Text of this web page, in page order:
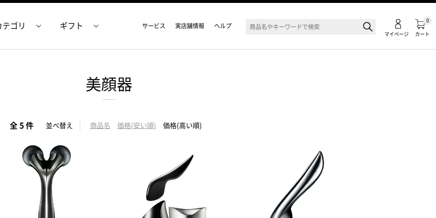
カート
0
マイページ
テゴリ ギフト サービス 実店舗情報 ヘルプ
美顔器
全 5 件 並べ替え 商品名 価格(安い順) 価格(高い順)